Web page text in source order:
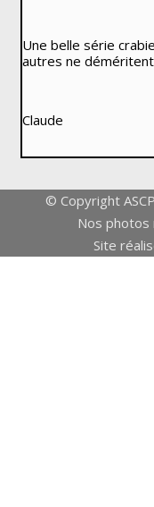
Une belle série
autres ne
Claude
© Copyright
Nos photos
Site